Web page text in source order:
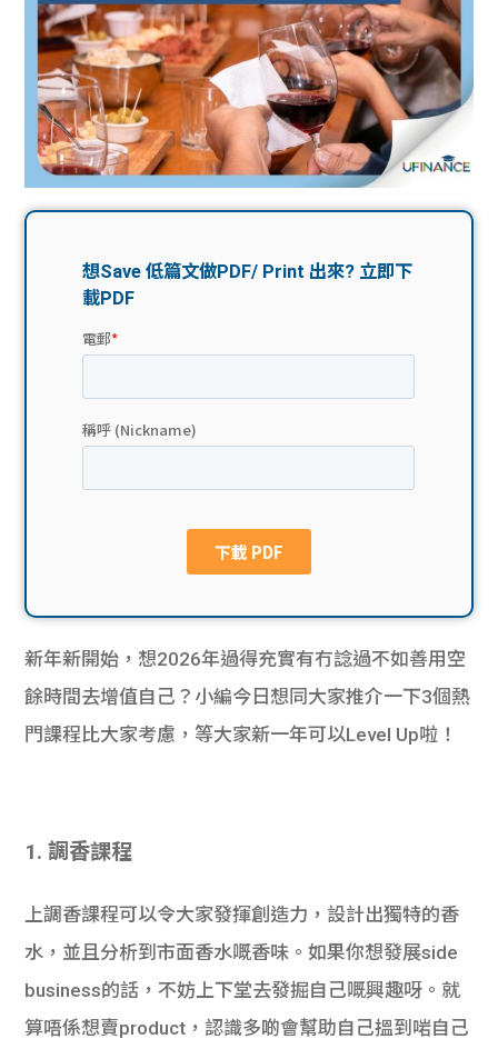
故事
分享
大學
生學
貸款
網上
私人
貸款
計數
介
搵工
Gui
de
ge
校園
Gui
理財
Gui
貸款
101
uFina
nce
校園
贊助
聯絡
我們
新年新開始，想2026年過得充實有冇諗過不如善用空
餘時間去增值自己？小編今日想同大家推介一下3個熱
門課程比大家考慮，等大家新一年可以Level Up啦！
1. 調香課程
上調香課程可以令大家發揮創造力，設計出獨特的香
水，並且分析到市面香水嘅香味。如果你想發展side
business的話，不妨上下堂去發掘自己嘅興趣呀。就
算唔係想賣product，認識多啲會幫助自己搵到啱自己